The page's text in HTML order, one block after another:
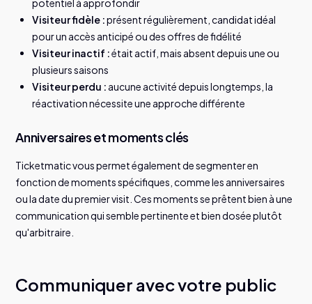
potentiel à approfondir
Visiteur fidèle :présent régulièrement, candidat idéal
pour un accès anticipé ou des offres de fidélité
Visiteur inactif :était actif, mais absent depuis une ou
plusieurs saisons
Visiteur perdu : aucune activité depuis longtemps, la
réactivation nécessite une approche différente
Anniversaires et moments clés
Ticketmatic vous permet également de segmenter en
fonction de moments spécifiques, comme les anniversaires
ou la date du premier visit. Ces moments se prêtent bien à une
communication qui semble pertinente et bien dosée plutôt
qu'arbitraire.
Communiquer avec votre public